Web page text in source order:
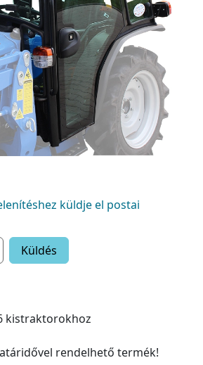
küldje el postai
Küldés
kistraktorokhoz
rendelhető termék!